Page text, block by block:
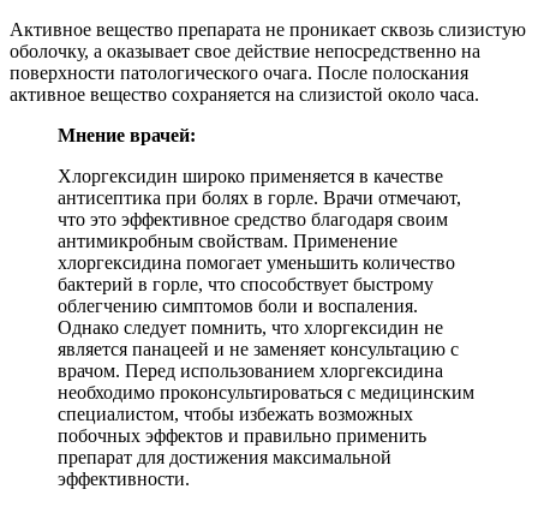
Активное вещество препарата не проникает сквозь слизистую
оболочку, а оказывает свое действие непосредственно на
поверхности патологического очага. После полоскания
активное вещество сохраняется на слизистой около часа.
Мнение врачей:
Хлоргексидин широко применяется в качестве
антисептика при болях в горле. Врачи отмечают,
что это эффективное средство благодаря своим
антимикробным свойствам. Применение
хлоргексидина помогает уменьшить количество
бактерий в горле, что способствует быстрому
облегчению симптомов боли и воспаления.
Однако следует помнить, что хлоргексидин не
является панацеей и не заменяет консультацию с
врачом. Перед использованием хлоргексидина
необходимо проконсультироваться с медицинским
специалистом, чтобы избежать возможных
побочных эффектов и правильно применить
препарат для достижения максимальной
эффективности.